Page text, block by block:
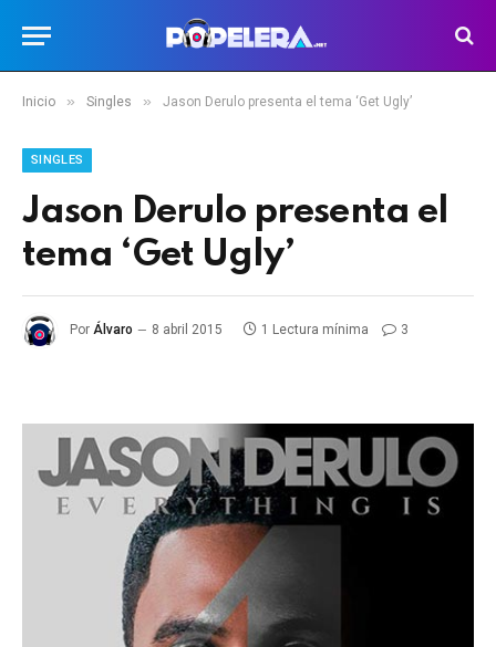
Inicio » Singles » Jason Derulo presenta el tema ‘Get Ugly’
SINGLES
Jason Derulo presenta el
tema ‘Get Ugly’
Por Álvaro 8 abril 2015 1 Lectura mínima 3